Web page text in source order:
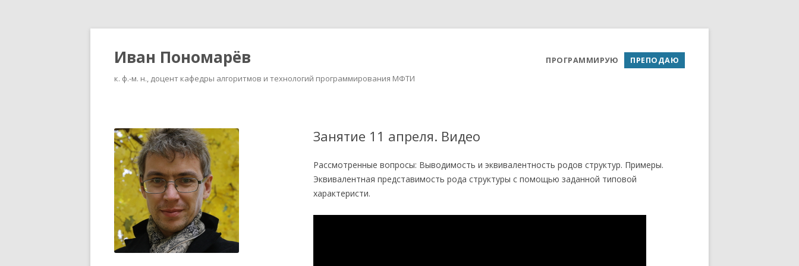
Иван Пономарёв
к. ф.-м. н., доцент кафедры алгоритмов и технологий программирования МФТИ
ПРОГРАММИРУЮ ПРЕПОДАЮ
Занятие 11 апреля. Видео
Рассмотренные вопросы: Выводимость и эквивалентность родов структур. Примеры.
Эквивалентная представимость рода структуры с помощью заданной типовой
характеристи.